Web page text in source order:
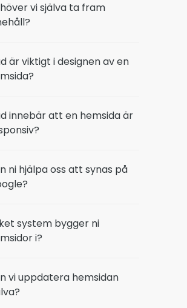
vi själva ta fram
är viktigt i designen av en
innebär att en hemsida är
ni hjälpa oss att synas på
system bygger ni
i?
vi uppdatera hemsidan